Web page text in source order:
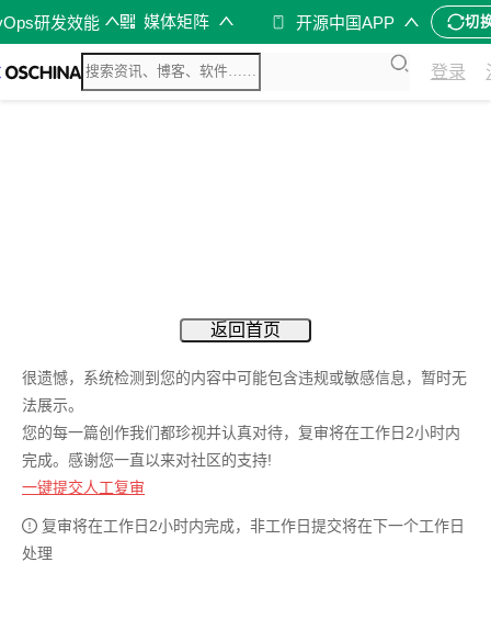
研发效能 媒体矩阵 开源中国APP 切
登录
返回首页
很遗憾，系统检测到您的内容中可能包含违规或敏感信息，暂时无
法展示。
您的每一篇创作我们都珍视并认真对待，复审将在工作日2小时内
完成。感谢您一直以来对社区的支持!
一键提交人工复审
复审将在工作日2小时内完成，非工作日提交将在下一个工作日
处理